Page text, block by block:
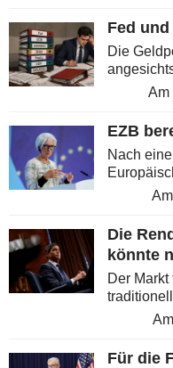
Fed
Die
Am
EZB
Nach
Sitzung
Die
könnte
Der
Für die